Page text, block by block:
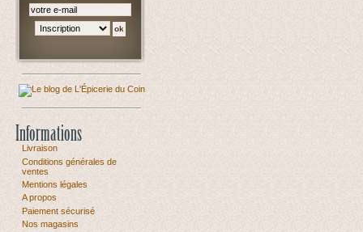
Informations
Livraison
Conditions générales de
ventes
Mentions légales
A propos
Paiement sécurisé
Nos magasins